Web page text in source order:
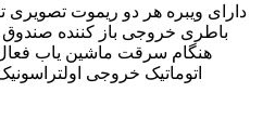
دارای ویبره هر دو ریموت تصویری
باطری خروجی باز کننده
هنگام سرقت ماشین یاب
اتوماتیک خروجی